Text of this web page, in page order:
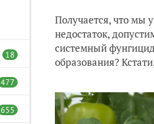
18
477
655
Получается, что мы
недостаток,
системный
образования?